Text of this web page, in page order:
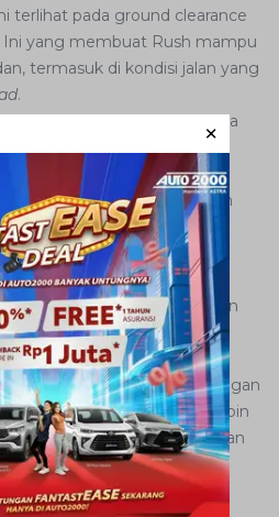
terlihat pada ground clearance
yang membuat Rush mampu
termasuk di kondisi jalan yang
.
kehadiran New Toyota
perhatian konsumen.
sporty
, fitur yang lebih
keamanan dan kenyamanan
dilengkapiairbaguntuk
depan, dan diperkuat
SementaraSeatbelt dengan
tetap menjadi salah satu
pada generasi
Rush juga didukung dengan
New Rush memiliki kabin
sampai dengan
khasnya, aroma gagah